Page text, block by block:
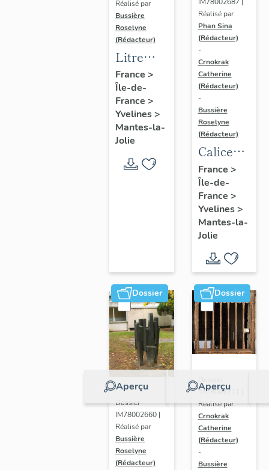
Réalisé par
Bussière
Roselyne
(Rédacteur)
Litre
funéraire
du
prince
de Conti
France >
Île-de-
France >
Yvelines>
Mantes-la-
Jolie
Réalisé par
Phan Sina
(Rédacteur)
-
Crnokrak
Catherine
(Rédacteur)
-
Bussière
Roselyne
(Rédacteur)
Calice
n°2 et sa
patène
France >
Île-de-
France >
Yvelines>
Mantes-la-
Jolie
Dossier
Aperçu
Dossier
IM78002660 |
Réalisé par
Bussière
Roselyne
(Rédacteur)
Dossier
Aperçu
IM78002711 |
Réalisé par
Crnokrak
Catherine
(Rédacteur)
-
Bussière